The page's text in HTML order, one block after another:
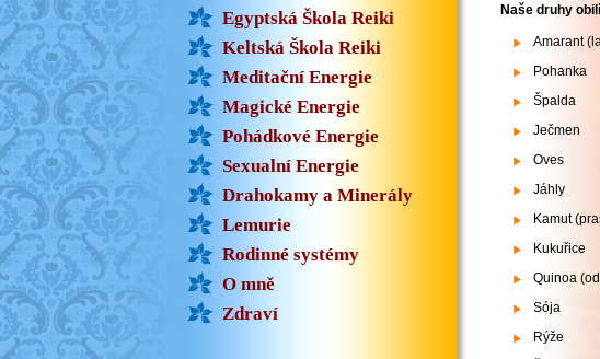
Naše druhy
Amarant
Pohanka
Špalda
Ječmen
Oves
Jáhly
Kamut
Kukuřice
Quinoa
Sója
Rýže
Egyptská Škola Reiki
Keltská Škola Reiki
Meditační Energie
Magické Energie
Pohádkové Energie
Sexualní Energie
Drahokamy a Minerály
Lemurie
Rodinné systémy
O mně
Zdraví